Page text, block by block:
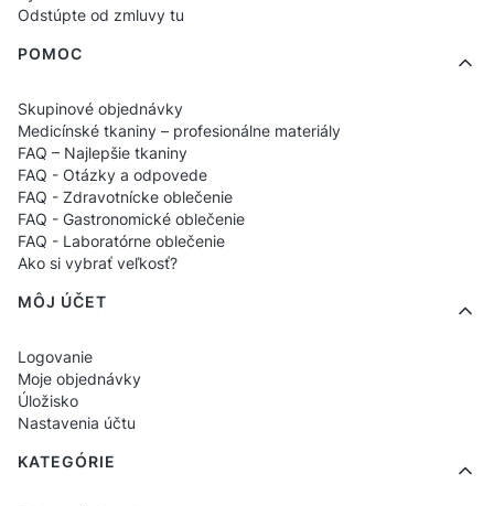
Pevné švy
každodennému používaniu;
odev alebo vybavenie na službu.
Zdravotnícke potlače a
neutrálné verzie
Disponujeme ako minimalistickými taškami,
tak aj modelmi s medicínskymi motívmi – ako
sú grafiky so srdcom, stetoskopom,
zdravotníckymi symbolmi alebo heslami
súvisiacimi s profesiou. Je to praktický
Odstúpte od zmluvy tu
POMOC
Skupinové objednávky
Medicínské tkaniny – profesionálne materiály
FAQ – Najlepšie tkaniny
FAQ - Otázky a odpovede
FAQ - Zdravotnícke oblečenie
FAQ - Gastronomické oblečenie
FAQ - Laboratórne oblečenie
Ako si vybrať veľkosť?
MÔJ ÚČET
Logovanie
Moje objednávky
Úložisko
Nastavenia účtu
KATEGÓRIE